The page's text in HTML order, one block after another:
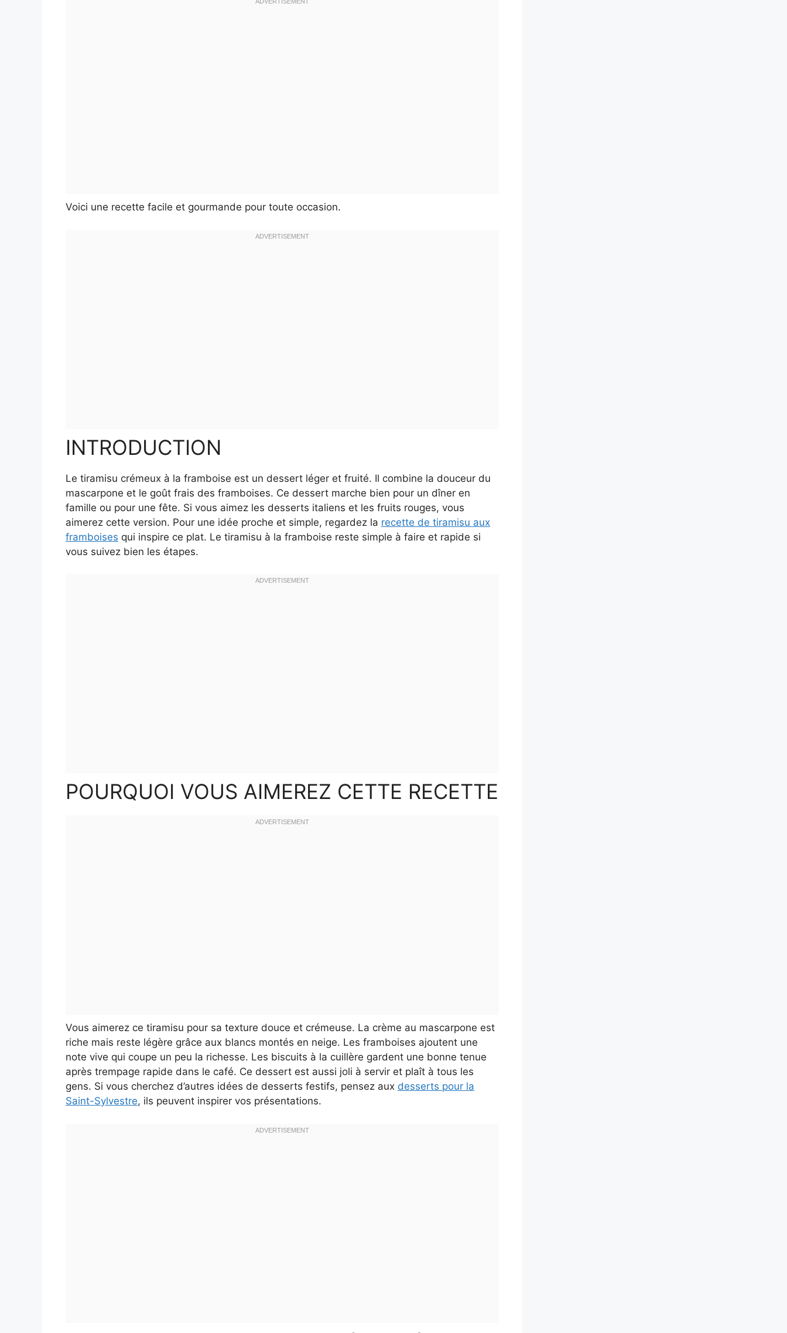
Voici une recette facile et gourmande pour toute occasion.
INTRODUCTION
Le tiramisu crémeux à la framboise est un dessert léger et fruité. Il combine la douceur du
mascarpone et le goût frais des framboises. Ce dessert marche bien pour un dîner en
famille ou pour une fête. Si vous aimez les desserts italiens et les fruits rouges, vous
aimerez cette version. Pour une idée proche et simple, regardez la recette de tiramisu aux
framboises qui inspire ce plat. Le tiramisu à la framboise reste simple à faire et rapide si
vous suivez bien les étapes.
POURQUOI VOUS AIMEREZ CETTE RECETTE
Vous aimerez ce tiramisu pour sa texture douce et crémeuse. La crème au mascarpone est
riche mais reste légère grâce aux blancs montés en neige. Les framboises ajoutent une
note vive qui coupe un peu la richesse. Les biscuits à la cuillère gardent une bonne tenue
après trempage rapide dans le café. Ce dessert est aussi joli à servir et plaît à tous les
gens. Si vous cherchez d’autres idées de desserts festifs, pensez aux desserts pour la
Saint-Sylvestre, ils peuvent inspirer vos présentations.